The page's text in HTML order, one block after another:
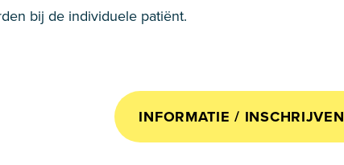
bij de individuele patiënt.
INFORMATIE / INSCHRIJVEN